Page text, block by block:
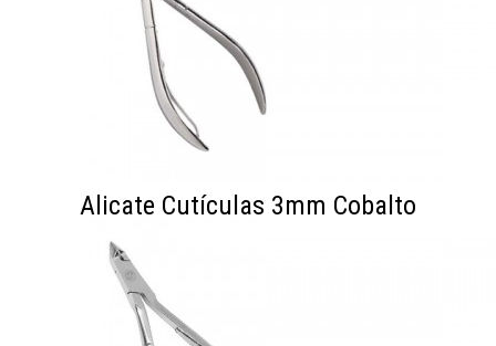
Alicate Cutículas 3mm Cobalto